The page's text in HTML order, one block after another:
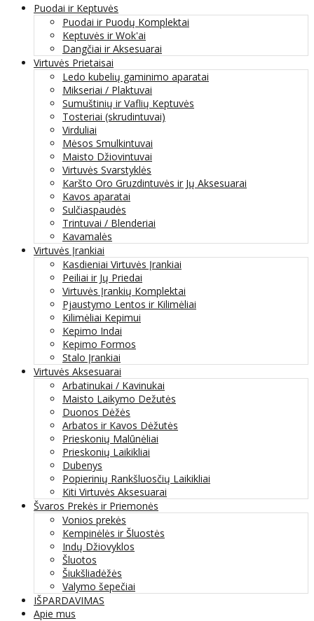
Puodai ir Keptuvės
Puodai ir Puodų Komplektai
Keptuvės ir Wok'ai
Dangčiai ir Aksesuarai
Virtuvės Prietaisai
Ledo kubelių gaminimo aparatai
Mikseriai / Plaktuvai
Sumuštinių ir Vaflių Keptuvės
Tosteriai (skrudintuvai)
Virduliai
Mėsos Smulkintuvai
Maisto Džiovintuvai
Virtuvės Svarstyklės
Karšto Oro Gruzdintuvės ir Jų Aksesuarai
Kavos aparatai
Sulčiaspaudės
Trintuvai / Blenderiai
Kavamalės
Virtuvės Įrankiai
Kasdieniai Virtuvės Įrankiai
Peiliai ir Jų Priedai
Virtuvės Įrankių Komplektai
Pjaustymo Lentos ir Kilimėliai
Kilimėliai Kepimui
Kepimo Indai
Kepimo Formos
Stalo Įrankiai
Virtuvės Aksesuarai
Arbatinukai / Kavinukai
Maisto Laikymo Dežutės
Duonos Dėžės
Arbatos ir Kavos Dėžutės
Prieskonių Malūnėliai
Prieskonių Laikikliai
Dubenys
Popierinių Rankšluosčių Laikikliai
Kiti Virtuvės Aksesuarai
Švaros Prekės ir Priemonės
Vonios prekės
Kempinėlės ir Šluostės
Indų Džiovyklos
Šluotos
Šiukšliadėžės
Valymo šepečiai
IŠPARDAVIMAS
Apie mus